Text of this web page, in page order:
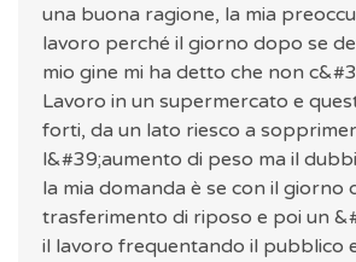
una buona ragione, la mia
lavoro perché il giorno dopo se
mio gine mi ha detto che non
Lavoro in un supermercato e
forti, da un lato riesco a
l&#39;aumento di peso ma il
la mia domanda è se con il giorno
trasferimento di riposo e poi un
il lavoro frequentando il pubblico